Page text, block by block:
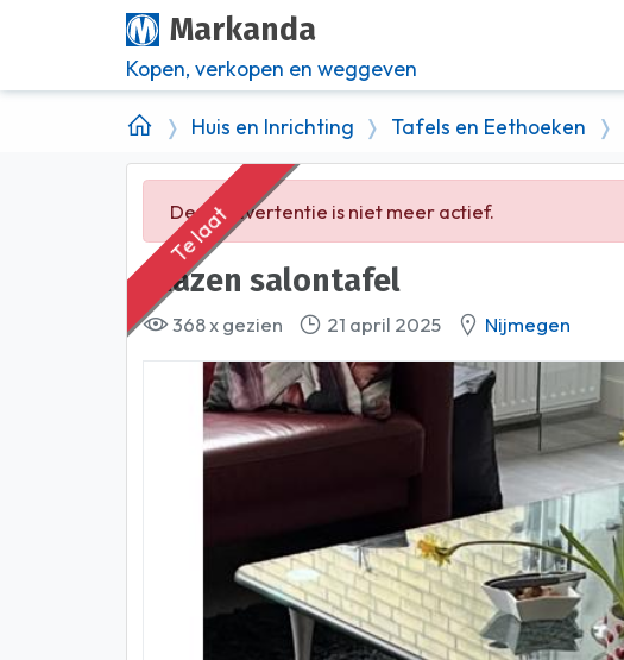
Markanda
Kopen, verkopen en weggeven
Huis en Inrichting Tafels en Eethoeken
Te laat
Deze advertentie is niet meer actief.
Glazen salontafel
368 x gezien 21 april 2025 Nijmegen